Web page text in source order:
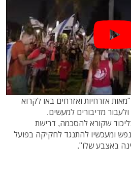
אזרחיות ואזרחים באו לקרוא
מדיבורים למעשים.
שקורא להסכמה, דרישת
ומעכשיו להתנגד לחקיקה בפועל
באצבע שלו".